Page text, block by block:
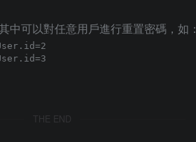
中可以對任意用戶進行重置密碼，如：
THE END